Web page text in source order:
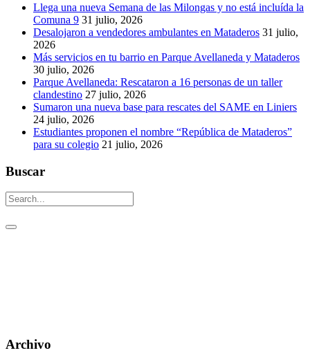
Llega una nueva Semana de las Milongas y no está incluída la
Comuna 9 31 julio, 2026
Desalojaron a vendedores ambulantes en Mataderos 31 julio,
2026
Más servicios en tu barrio en Parque Avellaneda y Mataderos
30 julio, 2026
Parque Avellaneda: Rescataron a 16 personas de un taller
clandestino 27 julio, 2026
Sumaron una nueva base para rescates del SAME en Liniers
24 julio, 2026
Estudiantes proponen el nombre “República de Mataderos”
para su colegio 21 julio, 2026
Buscar
Archivo